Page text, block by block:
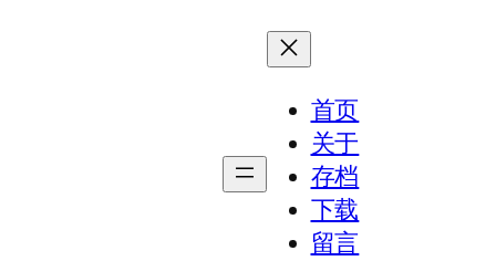
首页
关于
存档
下载
留言